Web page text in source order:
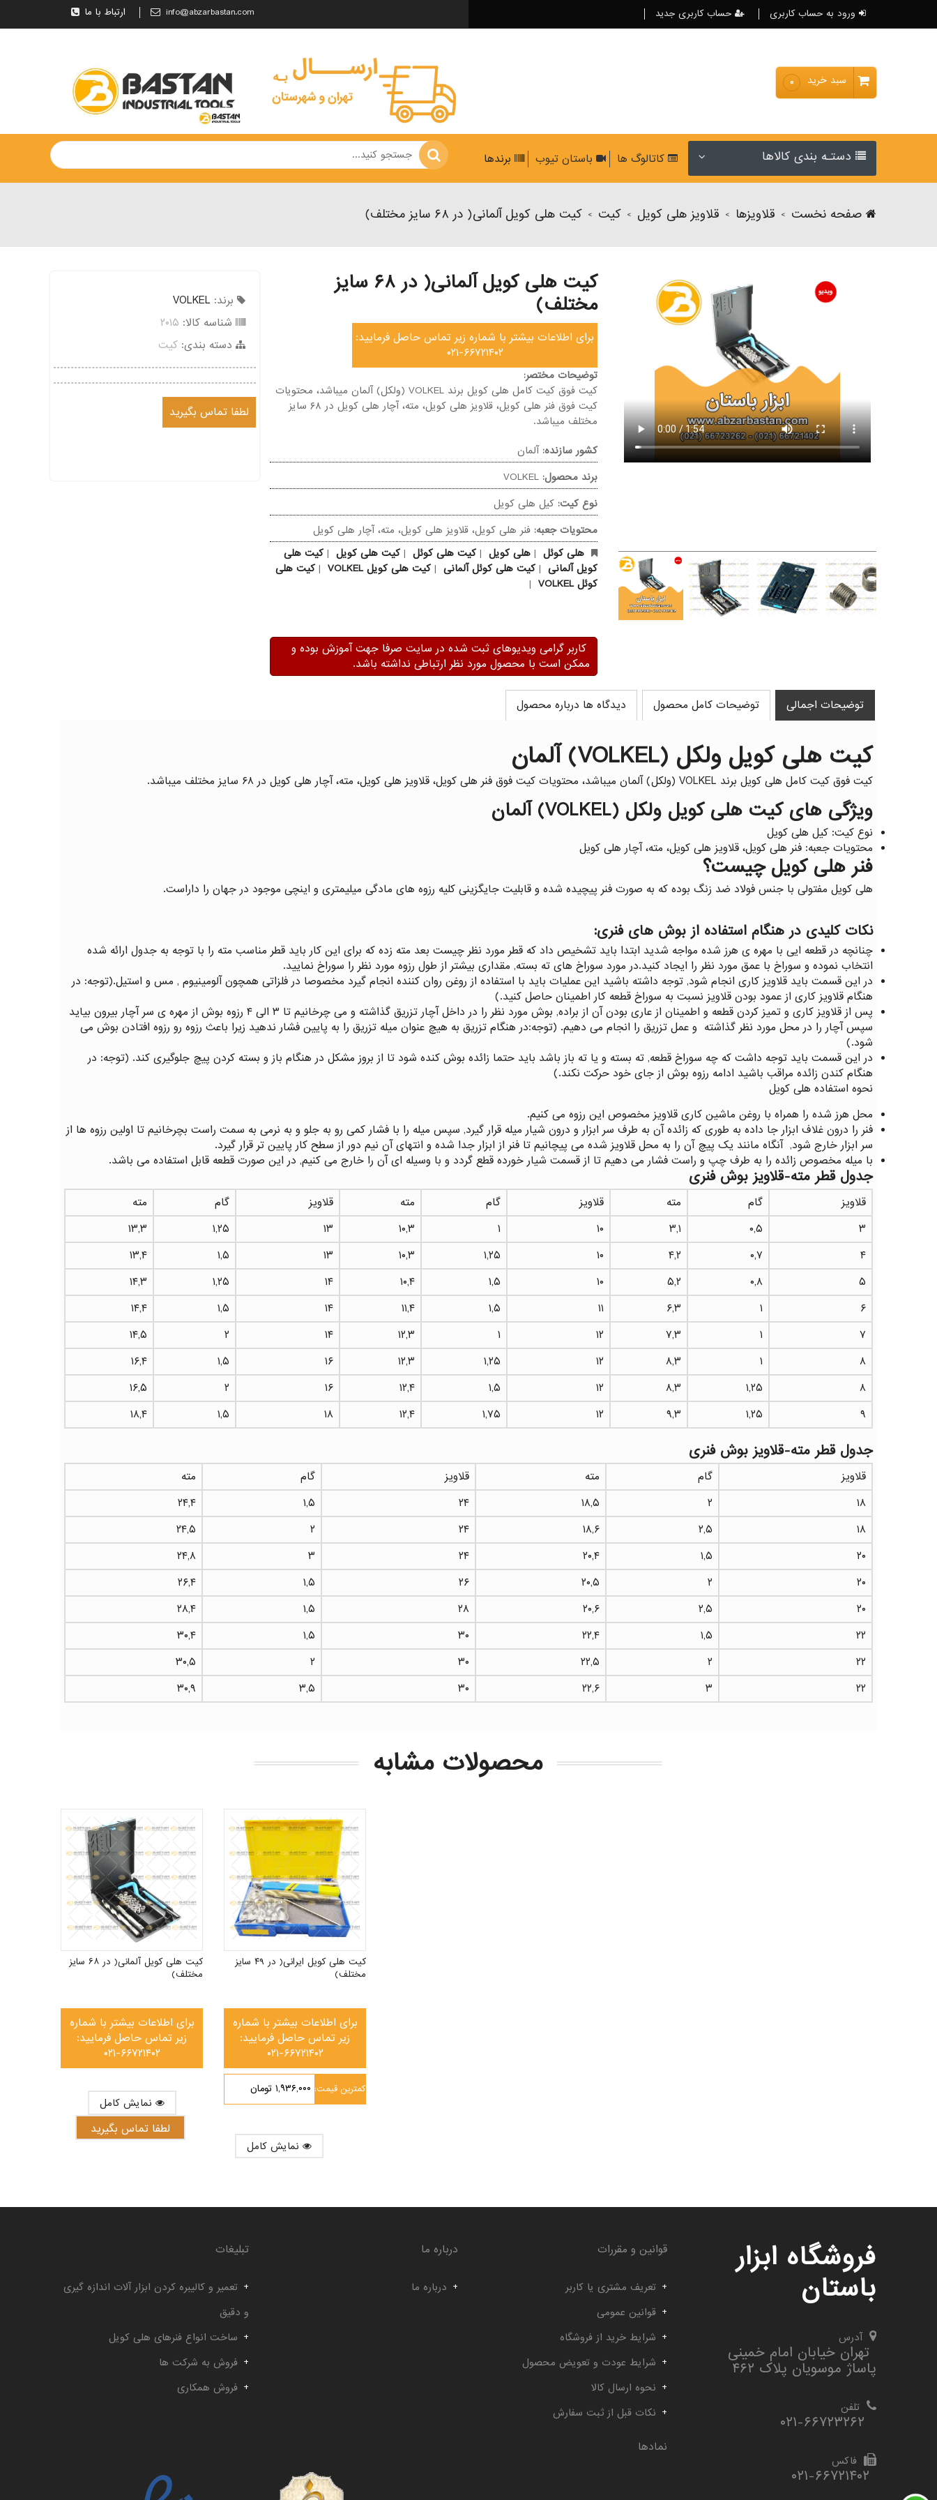
ورود به حساب کاربری حساب کاربری جدید ارتباط با ما info@abzarbastan.com
سبد خرید ۰
دستـه بندی کالاها کاتالوگ ها باستان تیوب برندها
صفحه نخست > قلاویزها > قلاویز هلی کویل > کیت > کیت هلی کویل آلمانی( در ۶۸ سایز مختلف)
کیت هلی کویل آلمانی( در ۶۸ سایز
مختلف)
برای اطلاعات بیشتر با شماره زیر تماس حاصل فرمایید:
۰۲۱-۶۶۷۲۱۴۰۲
توضیحات مختصر:
کیت فوق کیت کامل هلی کویل برند VOLKEL (ولکل) آلمان میباشد، محتویات
کیت فوق فنر هلی کویل، قلاویز هلی کویل، مته، آچار هلی کویل در ۶۸ سایز
مختلف میباشد.
کشور سازنده:آلمان
برند محصول: VOLKEL
نوع کیت: کیل هلی کویل
محتویات جعبه: فنر هلی کویل، قلاویز هلی کویل، مته، آچار هلی کویل
هلی کوئل | هلی کویل | کیت هلی کوئل | کیت هلی کویل | کیت هلی
کویل آلمانی | کیت هلی کوئل آلمانی | کیت هلی کویل VOLKEL | کیت هلی
کوئل VOLKEL
|
کاربر گرامی ویدیوهای ثبت شده در سایت صرفا جهت آموزش بوده و
ممکن است با محصول مورد نظر ارتباطی نداشته باشد.
برند: VOLKEL
شناسه کالا: ۲۰۱۵
دسته بندی: کیت
لطفا تماس بگیرید
توضیحات اجمالی توضیحات کامل محصول دیدگاه ها درباره محصول
کیت هلی کویل ولکل (VOLKEL) آلمان
کیت فوق کیت کامل هلی کویل برند VOLKEL (ولکل) آلمان میباشد، محتویات کیت فوق فنر هلی کویل، قلاویز هلی کویل، مته، آچار هلی کویل در ۶۸ سایز مختلف میباشد.
ویژگی های کیت هلی کویل ولکل (VOLKEL) آلمان
نوع کیت: کیل هلی کویل
محتویات جعبه: فنر هلی کویل، قلاویز هلی کویل، مته، آچار هلی کویل
فنر هلی کویل چیست؟
هلی کویل مفتولی با جنس فولاد ضد زنگ بوده که به صورت فنر پیچیده شده و قابلیت جایگزینی کلیه رزوه های مادگی میلیمتری و اینچی موجود در جهان را داراست.
نکات کلیدی در هنگام استفاده از بوش های فنری:
چنانچه در قطعه ایی با مهره ی هرز شده مواجه شدید ابتدا باید تشخیص داد که قطر مورد نظر چیست بعد مته زده که برای این کار باید قطر مناسب مته را با توجه به جدول ارائه شده
انتخاب نموده و سوراخ با عمق مورد نظر را ایجاد کنید.در مورد سوراخ های ته بسته, مقداری بیشتر از طول رزوه مورد نظر را سوراخ نمایید.
در این قسمت باید قلاویز کاری انجام شود, توجه داشته باشید این عملیات باید با استفاده از روغن روان کننده انجام گیرد مخصوصا در فلزاتی همچون آلومینیوم , مس و استیل.(توجه: در
هنگام قلاویز کاری از عمود بودن قلاویز نسبت به سوراخ قطعه کار اطمینان حاصل کنید.)
پس از قلاویز کاری و تمیز کردن قطعه و اطمینان از عاری بودن آن از براده, بوش مورد نظر را در داخل آچار تزریق گذاشته و می چرخانیم تا ۳ الی ۴ رزوه بوش از مهره ی سر آچار بیرون بیاید
سپس آچار را در محل مورد نظر گذاشته و عمل تزریق را انجام می دهیم. (توجه:در هنگام تزریق به هیچ عنوان میله تزریق را به پایین فشار ندهید زیرا باعث رزوه رو رزوه افتادن بوش می
شود.)
در این قسمت باید توجه داشت که چه سوراخ قطعه, ته بسته و یا ته باز باشد باید حتما زائده بوش کنده شود تا از بروز مشکل در هنگام باز و بسته کردن پیچ جلوگیری کند. (توجه: در
هنگام کندن زائده مراقب باشید ادامه رزوه بوش از جای خود حرکت نکند.)
نحوه استفاده هلی کویل
محل هرز شده را همراه با روغن ماشین کاری قلاویز مخصوص این رزوه می کنیم.
فنر را درون غلاف ابزار جا داده به طوری که زائده آن به طرف سر ابزار و درون شیار میله قرار گیرد, سپس میله را با فشار کمی رو به جلو و به نرمی به سمت راست بچرخانیم تا اولین رزوه ها از
سر ابزار خارج شود, آنگاه مانند یک پیچ آن را به محل قلاویز شده می پیچانیم تا فنر از ابزار جدا شده و انتهای آن نیم دور از سطح کار پایین تر قرار گیرد.
با میله مخصوص زائده را به طرف چپ و راست فشار می دهیم تا از قسمت شیار خورده قطع گردد و با وسیله ای آن را خارج می کنیم, در این صورت قطعه قابل استفاده می باشد.
جدول قطر مته-قلاویز بوش فنری
قلاویز گام مته قلاویز گام مته قلاویز گام
مته
۳
۰,۵ ۳,۱ ۱۰ ۱ ۱۰,۳ ۱۳ ۱,۲۵
۱۳,۳
۴
۰,۷ ۴,۲ ۱۰ ۱,۲۵ ۱۰,۳ ۱۳ ۱,۵
۱۳,۴
۵
۰,۸ ۵,۲ ۱۰ ۱,۵ ۱۰,۴ ۱۴ ۱,۲۵
۱۴,۳
۶
۱ ۶,۳ ۱۱ ۱,۵ ۱۱,۴ ۱۴ ۱,۵
۱۴,۴
۷
۱ ۷,۳ ۱۲ ۱ ۱۲,۳ ۱۴ ۲
۱۴,۵
۸
۱ ۸,۳ ۱۲ ۱,۲۵ ۱۲,۳ ۱۶ ۱,۵
۱۶,۴
۸
۱,۲۵ ۸,۳ ۱۲ ۱,۵ ۱۲,۴ ۱۶ ۲
۱۶,۵
۹
۱,۲۵ ۹,۳ ۱۲ ۱,۷۵ ۱۲,۴ ۱۸ ۱,۵ ۱۸,۴
جدول قطر مته-قلاویز بوش فنری
قلاویز گام مته قلاویز گام
مته
۱۸
۲ ۱۸,۵ ۲۴ ۱,۵
۲۴,۴
۱۸
۲,۵ ۱۸,۶ ۲۴ ۲
۲۴,۵
۲۰
۱,۵ ۲۰,۴ ۲۴ ۳
۲۴,۸
۲۰
۲ ۲۰,۵ ۲۶ ۱,۵
۲۶,۴
۲۰
۲,۵ ۲۰,۶ ۲۸ ۱,۵
۲۸,۴
۲۲
۱,۵ ۲۲,۴ ۳۰ ۱,۵
۳۰,۴
۲۲
۲ ۲۲,۵ ۳۰ ۲
۳۰,۵
۲۲
۳ ۲۲,۶ ۳۰ ۳,۵ ۳۰,۹
محصولات مشابه
کیت هلی کویل آلمانی( در ۶۸ سایز
مختلف)
برای اطلاعات بیشتر با شماره
زیر تماس حاصل فرمایید:
۰۲۱-۶۶۷۲۱۴۰۲
لطفا تماس بگیرید
کیت هلی کویل ایرانی( در ۴۹ سایز
مختلف)
برای اطلاعات بیشتر با شماره
زیر تماس حاصل فرمایید:
۰۲۱-۶۶۷۲۱۴۰۲
۱,۹۳۶,۰۰۰ تومان کمترین قیمت:
فروشگاه ابزار
باستان
آدرس
تهران خیابان امام خمینی
پاساژ موسویان پلاک ۴۶۲
تلفن
فاکس
۰۲۱-۶۶۷۲۱۴۰۲
قوانین و مقررات
تعریف مشتری یا کاربر
قوانین عمومی
شرایط خرید از فروشگاه
شرایط عودت و تعویض محصول
نحوه ارسال کالا
نکات قبل از ثبت سفارش
درباره ما
درباره ما
تبلیغات
تعمیر و کالیبره کردن ابزار آلات اندازه گیری
و دقیق
ساخت انواع فنرهای هلی کویل
فروش به شرکت ها
فروش همکاری
نمادها